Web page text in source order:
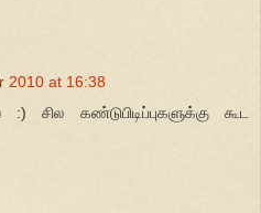
2010 at 16:38
சில கண்டுபிடிப்புகளுக்கு கூட